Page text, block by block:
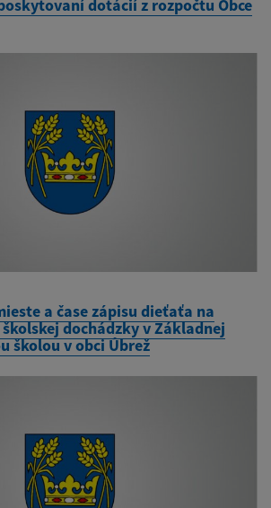
dotácií z rozpočtu Obce
a čase zápisu dieťaťa na
dochádzky v Základnej
školou v obci Úbrež